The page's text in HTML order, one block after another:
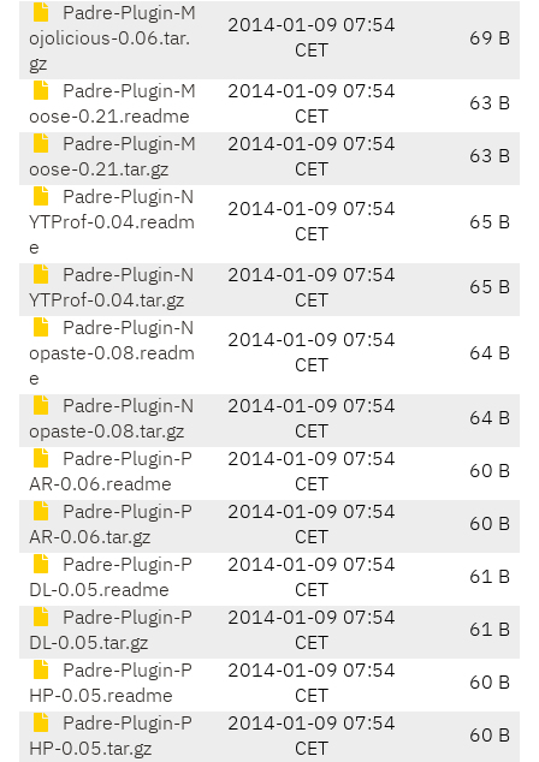
Padre-Plugin-M
ojolicious-0.06.tar.
gz
2014-01-09 07:54
CET
69 B
Padre-Plugin-M
oose-0.21.readme
2014-01-09 07:54
CET
63 B
Padre-Plugin-M
oose-0.21.tar.gz
2014-01-09 07:54
CET
63 B
Padre-Plugin-N
YTProf-0.04.readm
e
2014-01-09 07:54
CET
65 B
Padre-Plugin-N
YTProf-0.04.tar.gz
2014-01-09 07:54
CET
65 B
Padre-Plugin-N
opaste-0.08.readm
e
2014-01-09 07:54
CET
64 B
Padre-Plugin-N
opaste-0.08.tar.gz
2014-01-09 07:54
CET
64 B
Padre-Plugin-P
AR-0.06.readme
2014-01-09 07:54
CET
60 B
Padre-Plugin-P
AR-0.06.tar.gz
2014-01-09 07:54
CET
60 B
Padre-Plugin-P
DL-0.05.readme
2014-01-09 07:54
CET
61 B
Padre-Plugin-P
DL-0.05.tar.gz
2014-01-09 07:54
CET
61 B
Padre-Plugin-P
HP-0.05.readme
2014-01-09 07:54
CET
60 B
Padre-Plugin-P
HP-0.05.tar.gz
2014-01-09 07:54
CET
60 B